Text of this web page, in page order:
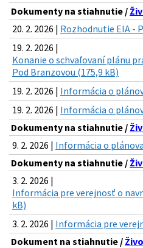
Dokumenty na stiahnutie /
20. 2. 2026 | Rozhodnutie EIA -
19. 2. 2026 |
Konanie o schvaľovaní plánu
Pod Branzovou (175,9 kB)
19. 2. 2026 | Informácia o
19. 2. 2026 | Informácia o
Dokumenty na stiahnutie /
9. 2. 2026 | Informácia o
Dokumenty na stiahnutie /
3. 2. 2026 |
Informácia pre verejnosť o
kB)
3. 2. 2026 | Informácia pre
Dokument na stiahnutie /